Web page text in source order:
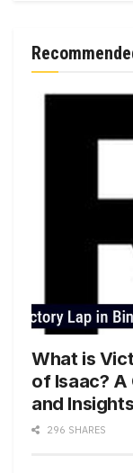
What is
of Isaac? A
and Insights
296 SHARES